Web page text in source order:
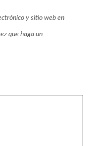
y sitio web en
que haga un